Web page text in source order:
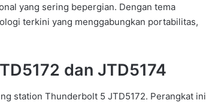
yang sering bepergian. Dengan tema
terkini yang menggabungkan portabilitas,
dan JTD5174
station Thunderbolt 5 JTD5172. Perangkat ini